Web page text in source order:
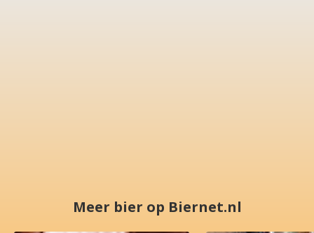
Meer bier op Biernet.nl